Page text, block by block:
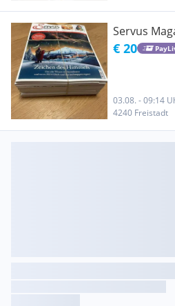
Servus
€ 20
03.08. - 09:14
4240 Freistadt